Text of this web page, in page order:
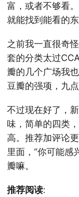
富，或者不够看
就能找到能看的东
之前我一直很奇
套的分类太过
瓣的几个广场我
豆瓣的强项，九
不过现在好了，
味，简单的四类
高。推荐加评论
里面，“你可能
瓣嘛。
推荐阅读: